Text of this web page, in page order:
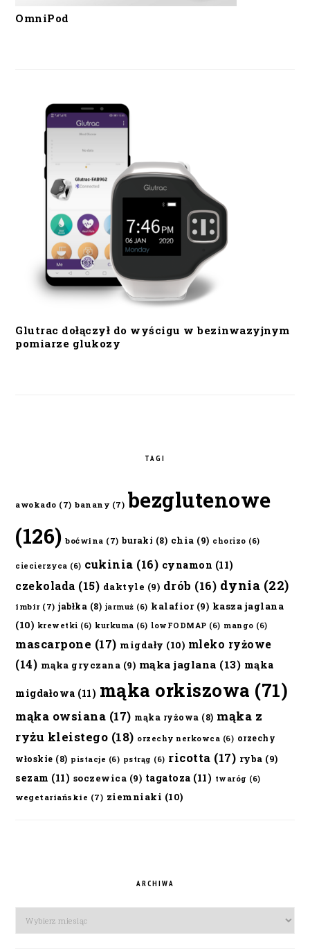
OmniPod
Glutrac dołączył do wyścigu w bezinwazyjnym
pomiarze glukozy
TAGI
awokado (7) banany (7) bezglutenowe
(126) boćwina (7) buraki (8) chia (9) chorizo (6)
ciecierzyca (6) cukinia (16) cynamon (11)
czekolada (15) daktyle (9) drób (16) dynia (22)
imbir (7) jabłka (8) jarmuż (6) kalafior(9) kasza jaglana
(10) krewetki (6) kurkuma (6) lowFODMAP (6) mango (6)
mascarpone (17) migdały (10) mleko ryżowe
(14) mąka gryczana (9) mąka jaglana (13) mąka
migdałowa (11) mąka orkiszowa (71)
mąka owsiana (17) mąka ryżowa (8) mąka z
ryżu kleistego (18) orzechy nerkowca (6) orzechy
włoskie (8) pistacje (6) pstrąg (6) ricotta (17) ryba (9)
sezam (11) soczewica (9) tagatoza (11) twaróg (6)
wegetariańskie (7) ziemniaki (10)
ARCHIWA
Archiwa